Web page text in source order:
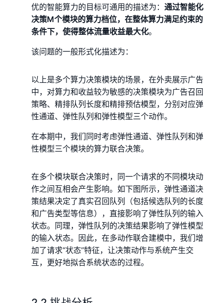
优的智能算力的目标可通用的描述为： 通过智能化
决策M个模块的算力档位，在整体算力满足约束的
条件下，使得整体流量收益最大化。
该问题的一般形式化描述为：
以上是多个算力决策模块的场景，在外卖展示广告
中，对算力和收益较为敏感的决策模块为广告召回
策略、精排队列长度和精排预估模型，分别对应弹
性通道、弹性队列和弹性模型三个动作。
在本期中，我们同时考虑弹性通道、弹性队列和弹
性模型三个模块的算力联合决策。
在多个模块联合决策时，同一个请求的不同模块动
作之间互相会产生影响。如下图所示，弹性通道决
策结果决定了真实召回队列（包括候选队列的长度
和广告类型等信息），直接影响了弹性队列的输入
状态。同理，弹性队列的决策结果影响了弹性模型
的输入状态。因此，在多动作联合建模中，我们增
加了请求“状态”特征，让决策动作与系统产生交
互，更好地拟合系统状态的过程。